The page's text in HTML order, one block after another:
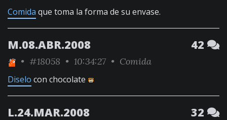
Comida que toma la forma de su envase.
M.08.ABR.2008 42
• #18058 • 10:34:27 • Comida
Diselo con chocolate
L.24.MAR.2008 32